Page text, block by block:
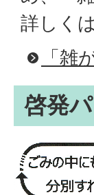
詳しく
「雑
啓発